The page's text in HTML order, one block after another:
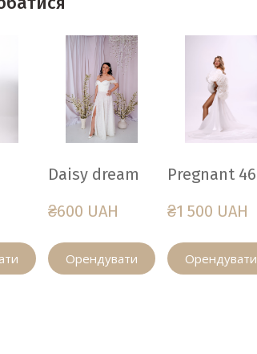
Daisy dream
₴600 UAH
Орендувати
Pregnant 46
₴1 500 UAH
Орендувати